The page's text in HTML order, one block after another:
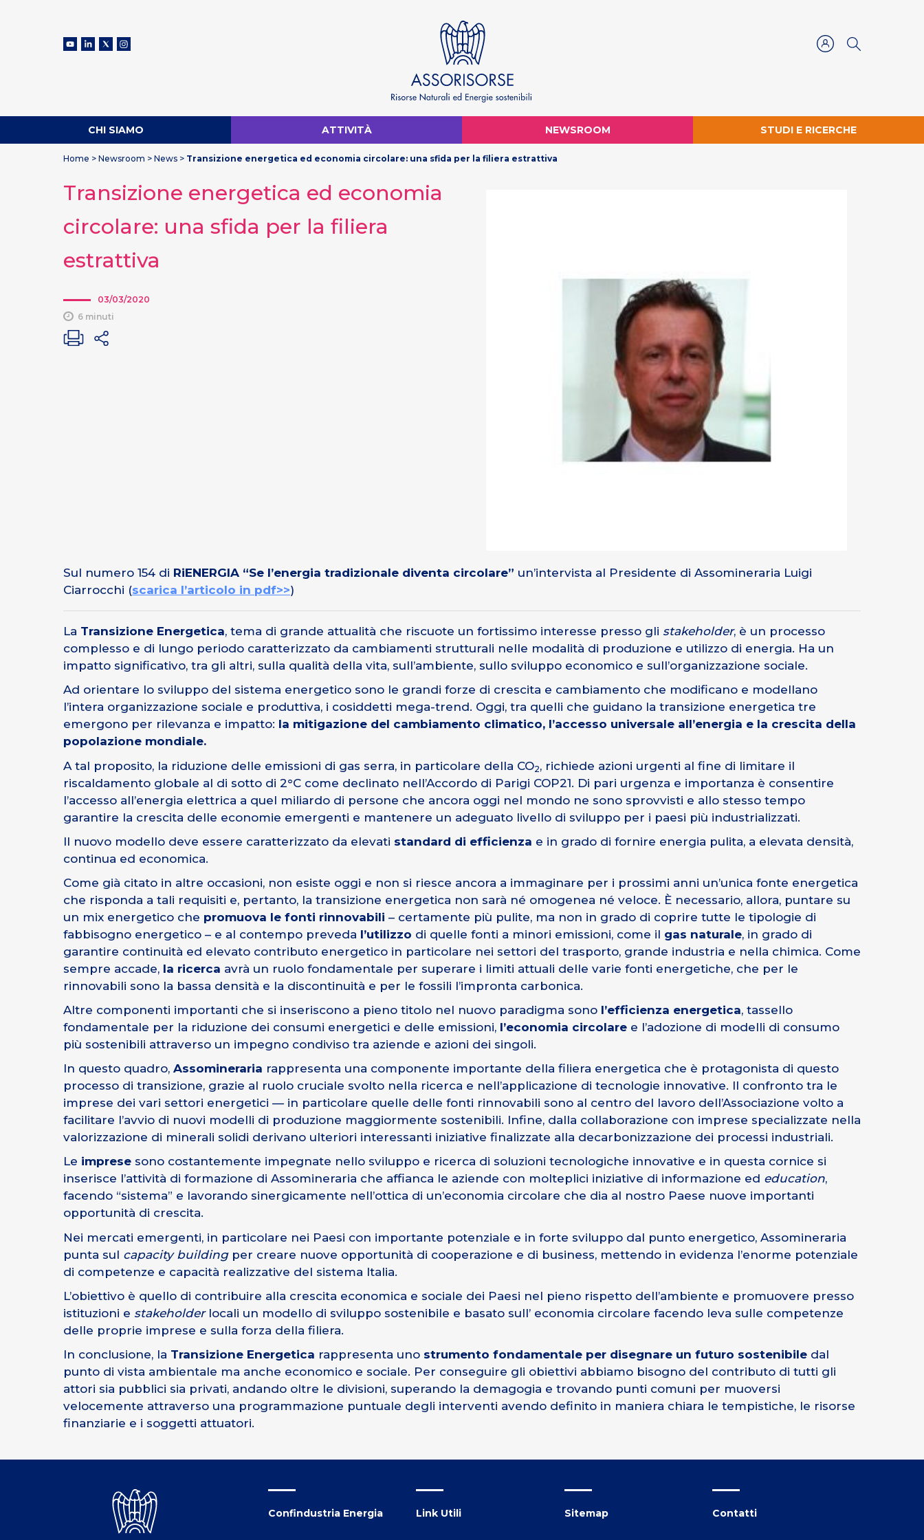
CHI SIAMO ATTIVITÀ NEWSROOM STUDI E RICERCHE
Home > Newsroom > News > Transizione energetica ed economia circolare: una sfida per la filiera estrattiva
Transizione energetica ed economia
circolare: una sfida per la filiera
estrattiva
03/03/2020
6 minuti
Sul numero 154 di RiENERGIA “Se l’energia tradizionale diventa circolare” un’intervista al Presidente di Assomineraria Luigi
Ciarrocchi (scarica l’articolo in pdf>>)
La Transizione Energetica, tema di grande attualità che riscuote un fortissimo interesse presso gli stakeholder, è un processo
complesso e di lungo periodo caratterizzato da cambiamenti strutturali nelle modalità di produzione e utilizzo di energia. Ha un
impatto significativo, tra gli altri, sulla qualità della vita, sull’ambiente, sullo sviluppo economico e sull’organizzazione sociale.
Ad orientare lo sviluppo del sistema energetico sono le grandi forze di crescita e cambiamento che modificano e modellano
l’intera organizzazione sociale e produttiva, i cosiddetti mega-trend. Oggi, tra quelli che guidano la transizione energetica tre
emergono per rilevanza e impatto: la mitigazione del cambiamento climatico, l’accesso universale all’energia e la crescita della
popolazione mondiale.
A tal proposito, la riduzione delle emissioni di gas serra, in particolare della CO2, richiede azioni urgenti al fine di limitare il
riscaldamento globale al di sotto di 2°C come declinato nell’Accordo di Parigi COP21. Di pari urgenza e importanza è consentire
l’accesso all’energia elettrica a quel miliardo di persone che ancora oggi nel mondo ne sono sprovvisti e allo stesso tempo
garantire la crescita delle economie emergenti e mantenere un adeguato livello di sviluppo per i paesi più industrializzati.
Il nuovo modello deve essere caratterizzato da elevati standard di efficienza e in grado di fornire energia pulita, a elevata densità,
continua ed economica.
Come già citato in altre occasioni, non esiste oggi e non si riesce ancora a immaginare per i prossimi anni un’unica fonte energetica
che risponda a tali requisiti e, pertanto, la transizione energetica non sarà né omogenea né veloce. È necessario, allora, puntare su
un mix energetico che promuova le fonti rinnovabili – certamente più pulite, ma non in grado di coprire tutte le tipologie di
fabbisogno energetico – e al contempo preveda l’utilizzo di quelle fonti a minori emissioni, come il gas naturale, in grado di
garantire continuità ed elevato contributo energetico in particolare nei settori del trasporto, grande industria e nella chimica. Come
sempre accade, la ricerca avrà un ruolo fondamentale per superare i limiti attuali delle varie fonti energetiche, che per le
rinnovabili sono la bassa densità e la discontinuità e per le fossili l’impronta carbonica.
Altre componenti importanti che si inseriscono a pieno titolo nel nuovo paradigma sono l’efficienza energetica, tassello
fondamentale per la riduzione dei consumi energetici e delle emissioni, l’economia circolare e l’adozione di modelli di consumo
più sostenibili attraverso un impegno condiviso tra aziende e azioni dei singoli.
In questo quadro, Assomineraria rappresenta una componente importante della filiera energetica che è protagonista di questo
processo di transizione, grazie al ruolo cruciale svolto nella ricerca e nell’applicazione di tecnologie innovative. Il confronto tra le
imprese dei vari settori energetici — in particolare quelle delle fonti rinnovabili sono al centro del lavoro dell’Associazione volto a
facilitare l’avvio di nuovi modelli di produzione maggiormente sostenibili. Infine, dalla collaborazione con imprese specializzate nella
valorizzazione di minerali solidi derivano ulteriori interessanti iniziative finalizzate alla decarbonizzazione dei processi industriali.
Le imprese sono costantemente impegnate nello sviluppo e ricerca di soluzioni tecnologiche innovative e in questa cornice si
inserisce l’attività di formazione di Assomineraria che affianca le aziende con molteplici iniziative di informazione ed education,
facendo “sistema” e lavorando sinergicamente nell’ottica di un’economia circolare che dia al nostro Paese nuove importanti
opportunità di crescita.
Nei mercati emergenti, in particolare nei Paesi con importante potenziale e in forte sviluppo dal punto energetico, Assomineraria
punta sul capacity buildingper creare nuove opportunità di cooperazione e di business, mettendo in evidenza l’enorme potenziale
di competenze e capacità realizzative del sistema Italia.
L’obiettivo è quello di contribuire alla crescita economica e sociale dei Paesi nel pieno rispetto dell’ambiente e promuovere presso
istituzioni e stakeholderlocali un modello di sviluppo sostenibile e basato sull’ economia circolare facendo leva sulle competenze
delle proprie imprese e sulla forza della filiera.
In conclusione, la Transizione Energetica rappresenta uno strumento fondamentale per disegnare un futuro sostenibile dal
punto di vista ambientale ma anche economico e sociale. Per conseguire gli obiettivi abbiamo bisogno del contributo di tutti gli
attori sia pubblici sia privati, andando oltre le divisioni, superando la demagogia e trovando punti comuni per muoversi
velocemente attraverso una programmazione puntuale degli interventi avendo definito in maniera chiara le tempistiche, le risorse
finanziarie e i soggetti attuatori.
Confindustria Energia Link Utili Sitemap Contatti